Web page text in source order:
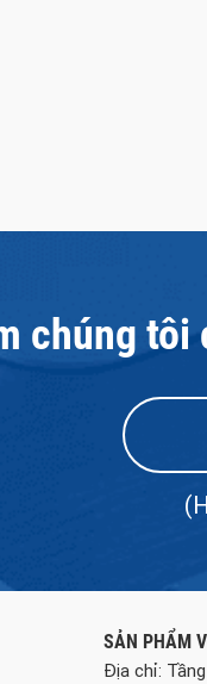
chúng
SẢN PHẨM
Địa chỉ: